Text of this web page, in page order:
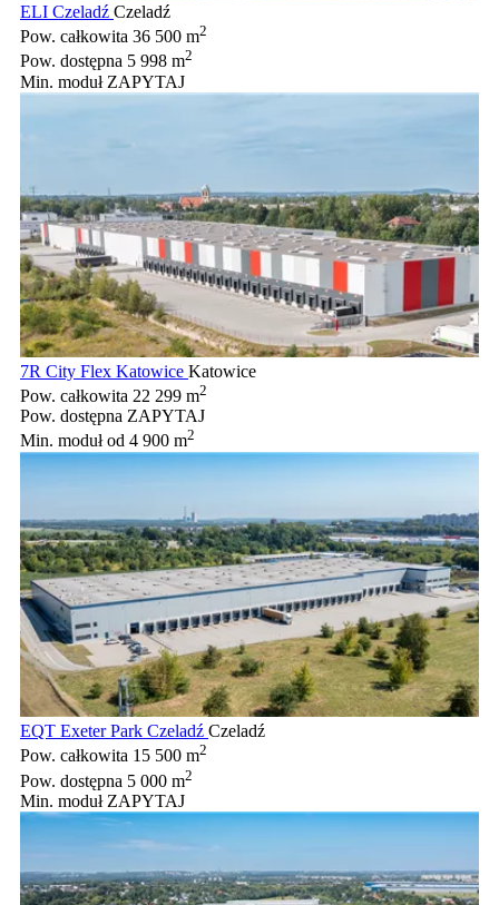
ELI Czeladź Czeladź
Pow. całkowita 36 500 m2
Pow. dostępna 5 998 m2
Min. moduł ZAPYTAJ
7R City Flex Katowice Katowice
Pow. całkowita 22 299 m2
Pow. dostępna ZAPYTAJ
Min. modułod 4 900 m2
EQT Exeter Park Czeladź Czeladź
Pow. całkowita 15 500 m2
Pow. dostępna 5 000 m2
Min. moduł ZAPYTAJ